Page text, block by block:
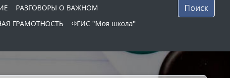
РАЗГОВОРЫ О ВАЖНОМ
ГРАМОТНОСТЬ
ФГИС "Моя школа"
Поиск